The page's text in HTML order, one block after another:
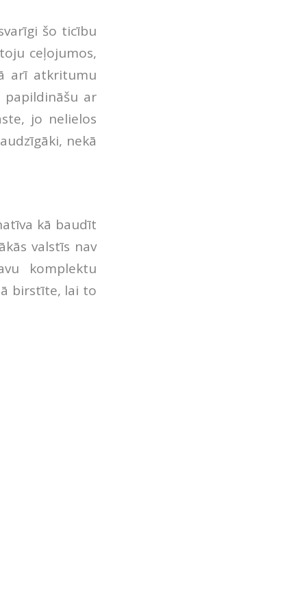
šo ticību
ceļojumos,
arī atkritumu
ar
jo nelielos
nekā
kā baudīt
valstīs nav
komplektu
birstīte, lai to